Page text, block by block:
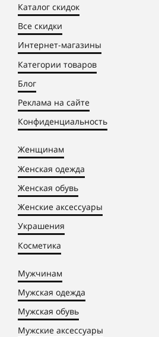
Каталог скидок
Все скидки
Интернет-магазины
Категории товаров
Блог
Реклама на сайте
Конфиденциальность
Женщинам
Женская одежда
Женская обувь
Женские аксессуары
Украшения
Косметика
Мужчинам
Мужская одежда
Мужская обувь
Мужские аксессуары